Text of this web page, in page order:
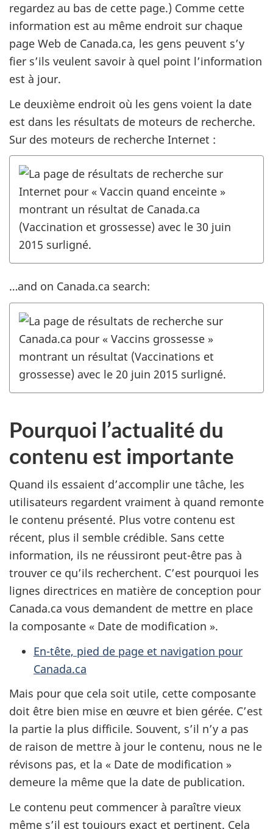
regardez au bas de cette page.) Comme cette
information est au même endroit sur chaque
page Web de Canada.ca, les gens peuvent s’y
fier s’ils veulent savoir à quel point l’information
est à jour.
Le deuxième endroit où les gens voient la date
est dans les résultats de moteurs de recherche.
Sur des moteurs de recherche Internet :
…and on Canada.ca search:
Pourquoi l’actualité du
contenu est importante
Quand ils essaient d’accomplir une tâche, les
utilisateurs regardent vraiment à quand remonte
le contenu présenté. Plus votre contenu est
récent, plus il semble crédible. Sans cette
information, ils ne réussiront peut-être pas à
trouver ce qu’ils recherchent. C’est pourquoi les
lignes directrices en matière de conception pour
Canada.ca vous demandent de mettre en place
la composante « Date de modification ».
En-tête, pied de page et navigation pour
Canada.ca
Mais pour que cela soit utile, cette composante
doit être bien mise en œuvre et bien gérée. C’est
la partie la plus difficile. Souvent, s’il n’y a pas
de raison de mettre à jour le contenu, nous ne le
révisons pas, et la « Date de modification »
demeure la même que la date de publication.
Le contenu peut commencer à paraître vieux
même s’il est toujours exact et pertinent. Cela